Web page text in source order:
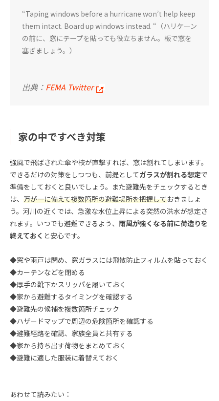
“Taping windows before a hurricane won’t help keep
them intact. Board up windows instead. “（ハリケーン
の前に、窓にテープを貼っても役立ちません。板で窓を
塞ぎましょう。）
出典： FEMA Twitter
家の中ですべき対策
強風で飛ばされた傘や枝が直撃すれば、窓は割れてしまいます。
できるだけの対策をしつつも、前提としてガラスが割れる想定で
準備をしておくと良いでしょう。また避難先をチェックするとき
は、 万が一に備えて複数箇所の避難場所を把握しておきましょ
う。河川の近くでは、急激な水位上昇による突然の洪水が想定さ
れます。いつでも避難できるよう、 雨風が強くなる前に荷造りを
終えておく と安心です。
◆窓や雨戸は閉め、窓ガラスには飛散防止フィルムを貼っておく
◆カーテンなどを閉める
◆厚手の靴下かスリッパを履いておく
◆家から避難するタイミングを確認する
◆避難先の候補を複数箇所チェック
◆ハザードマップで周辺の危険箇所を確認する
◆避難経路を確認、家族全員と共有する
◆家から持ち出す荷物をまとめておく
◆避難に適した服装に着替えておく
あわせて読みたい：